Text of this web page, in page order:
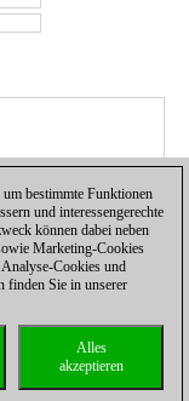
|Lizenzen
bestimmte Funktionen
und interessengerechte
können dabei neben
Marketing-Cookies
Cookies und
finden Sie in unserer
Alles
akzeptieren